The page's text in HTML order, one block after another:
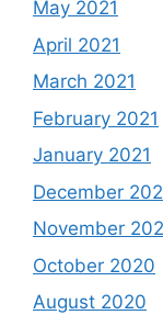
May 2021
April 2021
March 2021
February 2021
January 2021
December
November
October 2020
August 2020